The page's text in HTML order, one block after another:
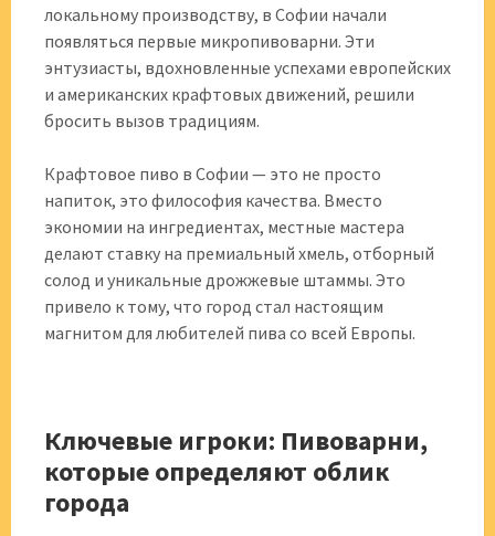
локальному производству, в Софии начали
появляться первые микропивоварни. Эти
энтузиасты, вдохновленные успехами европейских
и американских крафтовых движений, решили
бросить вызов традициям.
Крафтовое пиво в Софии — это не просто
напиток, это философия качества. Вместо
экономии на ингредиентах, местные мастера
делают ставку на премиальный хмель, отборный
солод и уникальные дрожжевые штаммы. Это
привело к тому, что город стал настоящим
магнитом для любителей пива со всей Европы.
Ключевые игроки: Пивоварни,
которые определяют облик
города